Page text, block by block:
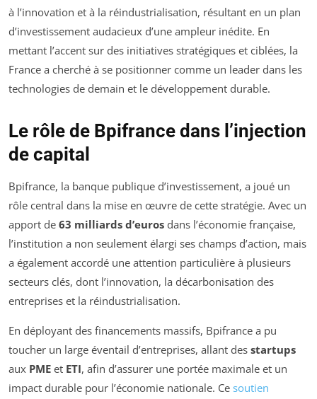
à l’innovation et à la réindustrialisation, résultant en un plan
d’investissement audacieux d’une ampleur inédite. En
mettant l’accent sur des initiatives stratégiques et ciblées, la
France a cherché à se positionner comme un leader dans les
technologies de demain et le développement durable.
Le rôle de Bpifrance dans l’injection
de capital
Bpifrance, la banque publique d’investissement, a joué un
rôle central dans la mise en œuvre de cette stratégie. Avec un
apport de 63 milliards d’euros dans l’économie française,
l’institution a non seulement élargi ses champs d’action, mais
a également accordé une attention particulière à plusieurs
secteurs clés, dont l’innovation, la décarbonisation des
entreprises et la réindustrialisation.
En déployant des financements massifs, Bpifrance a pu
toucher un large éventail d’entreprises, allant des startups
aux PME et ETI, afin d’assurer une portée maximale et un
impact durable pour l’économie nationale. Ce soutien